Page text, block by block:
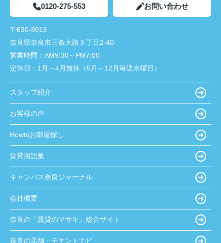
0120-275-553 お問い合わせ
〒630-8013
奈良県奈良市三条大路５丁目2-40
営業時間： AM9:30～PM7:00
定休日： 1月～4月無休（5月～12月毎週水曜日）
スタッフ紹介
お客様の声
Howtoお部屋探し
賃貸用語集
キャンパス奈良ジャーナル
会社概要
奈良の「賃貸のマサキ」総合サイト
奈良の店舗・テナントナビ